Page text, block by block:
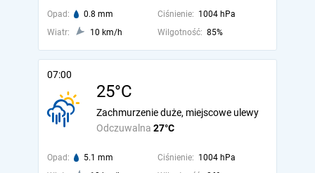
Opad: 0.8 mm Ciśnienie: 1004 hPa
Wiatr:
10 km/h Wilgotność: 85%
07:00
25°C
Odczuwalna 27°C
Zachmurzenie duże, miejscowe ulewy
Opad: 5.1 mm Ciśnienie: 1004 hPa